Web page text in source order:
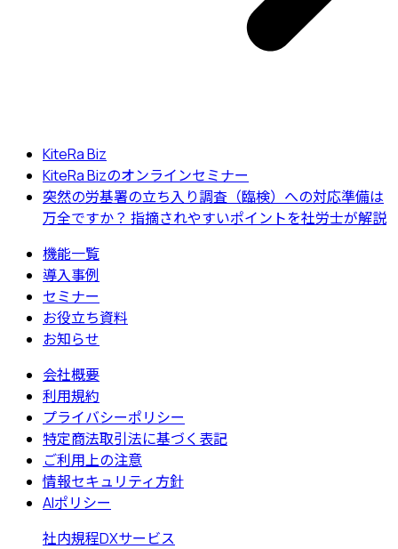
KiteRa Biz
KiteRa Bizのオンラインセミナー
突然の労基署の立ち入り調査（臨検）への対応準備は
万全ですか？ 指摘されやすいポイントを社労士が解説
機能一覧
導入事例
セミナー
お役立ち資料
お知らせ
会社概要
利用規約
プライバシーポリシー
特定商法取引法に基づく表記
ご利用上の注意
情報セキュリティ方針
AIポリシー
社内規程DXサービス